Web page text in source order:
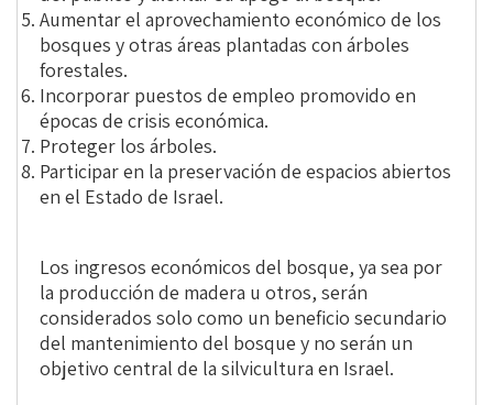
Aumentar el aprovechamiento económico de los
bosques y otras áreas plantadas con árboles
forestales.
Incorporar puestos de empleo promovido en
épocas de crisis económica.
Proteger los árboles.
Participar en la preservación de espacios abiertos
en el Estado de Israel.
Los ingresos económicos del bosque, ya sea por
la producción de madera u otros, serán
considerados solo como un beneficio secundario
del mantenimiento del bosque y no serán un
objetivo central de la silvicultura en Israel.